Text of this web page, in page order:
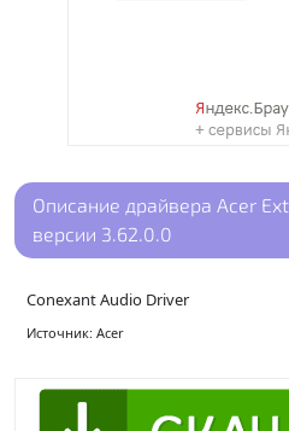
Описание драйвера Acer
версии 3.62.0.0
Conexant Audio Driver
Источник: Acer